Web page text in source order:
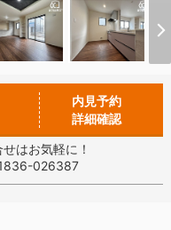
内見予約
詳細確認
はお気軽に！
026387